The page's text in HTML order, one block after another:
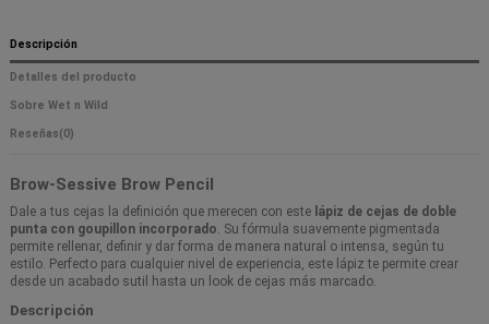
Descripción
Detalles del producto
Sobre Wet n Wild
Reseñas(0)
Brow-Sessive Brow Pencil
Dale a tus cejas la definición que merecen con este lápiz de cejas de doble
punta con goupillon incorporado. Su fórmula suavemente pigmentada
permite rellenar, definir y dar forma de manera natural o intensa, según tu
estilo. Perfecto para cualquier nivel de experiencia, este lápiz te permite crear
desde un acabado sutil hasta un look de cejas más marcado.
Descripción